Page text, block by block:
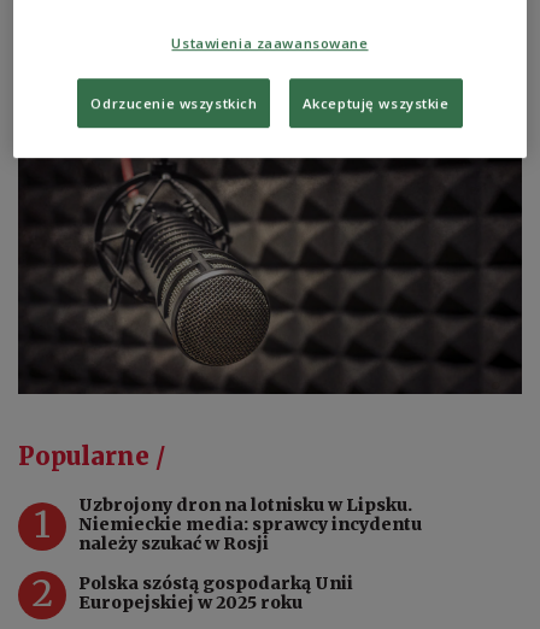
REDAKCJA POLSKA Aktualności 16 maja godz. 22:00
Popularne /
1
Uzbrojony dron na lotnisku w Lipsku.
Niemieckie media: sprawcy incydentu
należy szukać w Rosji
2
Polska szóstą gospodarką Unii
Europejskiej w 2025 roku
Ustawienia zaawansowane
Odrzucenie wszystkich Akceptuję wszystkie